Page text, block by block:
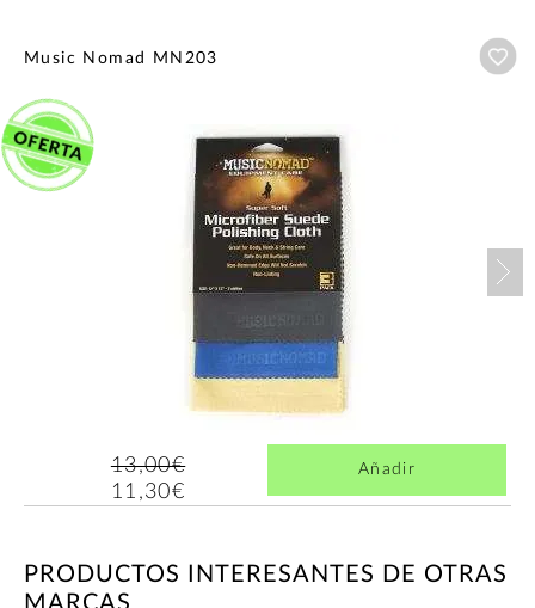
Music Nomad MN203
13,00€
11,30€
Añadir
PRODUCTOS INTERESANTES DE OTRAS